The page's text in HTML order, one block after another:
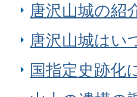
唐沢山城の紹
唐沢山城はい
国指定史跡化